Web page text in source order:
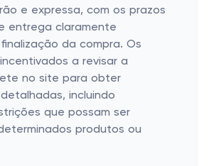
e expressa, com os prazos
entrega claramente
da compra. Os
a revisar a
no site para obter
incluindo
que possam ser
produtos ou